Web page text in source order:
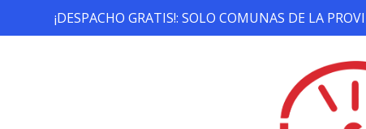
¡DESPACHO GRATIS!: SOLO COMUNAS DE LA